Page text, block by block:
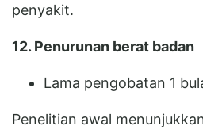
penyakit.
12. Penurunan berat badan
Lama pengobatan 1
Penelitian awal